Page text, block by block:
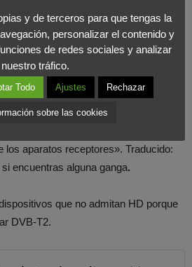
otro televisor antes de 2023. No,
por parte del gobierno. Pero bueno,
ahorrar antes de que suceda.
los canales de televisión
los aparatos receptores». Traducido:
encuentras alguna ganga.
que no admitan HD porque
DVB-T2.
y de terceros para que tengas la
personalizar el contenido y
de redes sociales y analizar
nuestro tráfico.
Todo Ajustes Rechazar
sobre las cookies